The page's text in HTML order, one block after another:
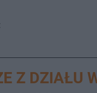
Z DZIAŁU